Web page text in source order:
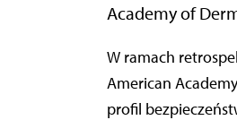
Academy of
W ramach retrospektywnego badania, którego wyniki opublikowano na łamach „Journal of the
American
profil